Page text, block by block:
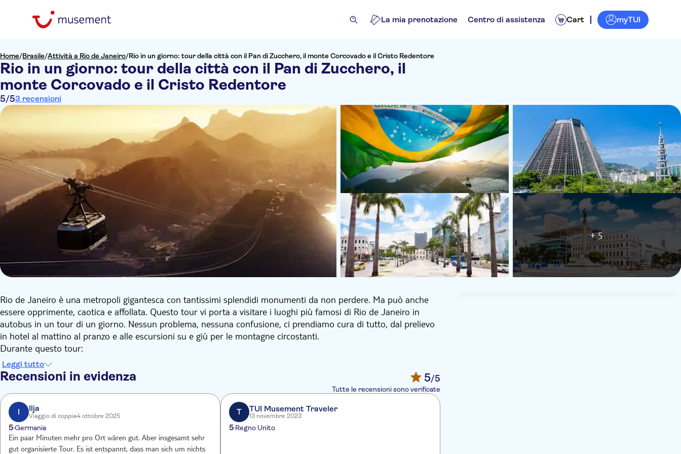
La mia prenotazione Centro di assistenza Cart myTUI
Home/Brasile/Attività a Rio de Janeiro/Rio in un giorno: tour della città con il Pan di Zucchero, il monte Corcovado e il Cristo Redentore
Rio in un giorno: tour della città con il Pan di Zucchero, il
monte Corcovado e il Cristo Redentore
5/53 recensioni
+ 5
Rio de Janeiro è una metropoli gigantesca con tantissimi splendidi monumenti da non perdere. Ma può anche
essere opprimente, caotica e affollata. Questo tour vi porta a visitare i luoghi più famosi di Rio de Janeiro in
autobus in un tour di un giorno. Nessun problema, nessuna confusione, ci prendiamo cura di tutto, dal prelievo
in hotel al mattino al pranzo e alle escursioni su e giù per le montagne circostanti.
Durante questo tour:
inizia il tour in autobus al mattino con vista sulle spiagge di Ipanema e Copacabana
attraversa lo storico quartiere di Laranjeiras, ammira il Palazzo Guanabara e costeggia l'affascinante riva
del Botafogo
ammira il Sambodromo durante il tuo tour panoramico in autobus del centro di Rio con una guida
professionale
scendi dall'autobus per visitare la Cattedrale Metropolitana e scattare qualche foto del centro di Rio
Risali sull'autobus e visita la piazza Cinelândia, i suoi edifici storici, il Teatro Municipale, la Biblioteca
Leggi tutto
Recensioni in evidenza 5/5
Tutte le recensioni sono verificate
I Ilja
Viaggio di coppia4 ottobre 2025
5Germania
Ein paar Minuten mehr pro Ort wären gut. Aber insgesamt sehr
gut organisierte Tour. Es ist entspannt, dass man sich um nichts
T TUI Musement Traveler
13 novembre 2023
5Regno Unito